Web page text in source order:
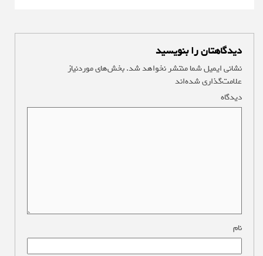
دیدگاهتان را بنویسید
نشانی ایمیل شما منتشر نخواهد شد.بخش‌های موردنیاز
علامت‌گذاری شده‌اند
دیدگاه
نام